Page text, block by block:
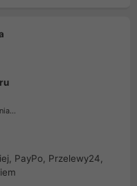
PayPo, Przelewy24,